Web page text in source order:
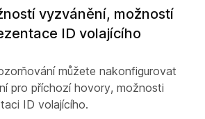
vyzvánění, možností
ID volajícího
můžete nakonfigurovat
pro příchozí hovory, možnosti
ID volajícího.